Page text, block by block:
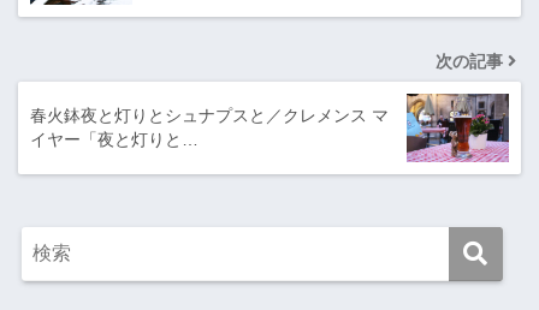
次の記事
春火鉢夜と灯りとシュナプスと／クレメンス マ
イヤー「夜と灯りと…